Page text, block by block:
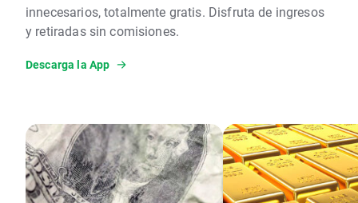
innecesarios, totalmente gratis. Disfruta de ingresos
y retiradas sin comisiones.
Descarga la App